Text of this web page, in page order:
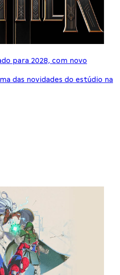
para 2028, com novo
das novidades do estúdio na